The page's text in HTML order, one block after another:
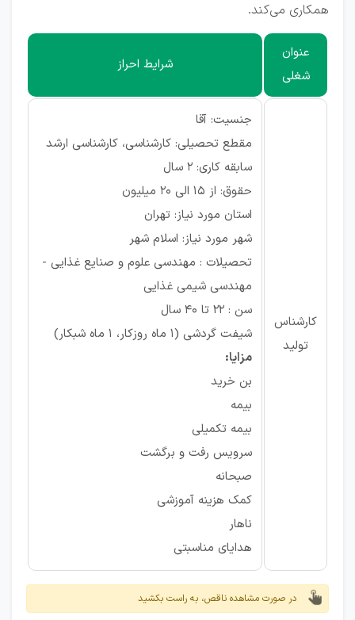
همکاری می‌کند.
عنوان
شغلی
شرایط احراز
کارشناس
تولید
جنسیت: آقا
مقطع تحصیلی: کارشناسی، کارشناسی ارشد
سابقه کاری: ۲ سال
حقوق: از ۱۵ الی ۲۰ میلیون
استان مورد نیاز: تهران
شهر مورد نیاز: اسلام شهر
تحصیلات : مهندسی علوم و صنایع غذایی -
مهندسی شیمی غذایی
سن : 22 تا 40 سال
شیفت گردشی (1 ماه روزکار، 1 ماه شبکار)
مزایا:
بن خرید
بیمه
بیمه تکمیلی
سرویس رفت و برگشت
صبحانه
کمک هزینه آموزشی
ناهار
هدایای مناسبتی
در صورت مشاهده ناقص، به راست بکشید